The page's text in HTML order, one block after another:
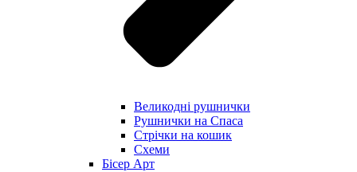
Великодні рушнички
Рушнички на Спаса
Стрічки на кошик
Схеми
Бісер Арт